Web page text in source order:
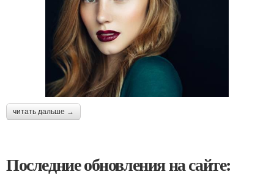
читать дальше →
Последние обновления на сайте: